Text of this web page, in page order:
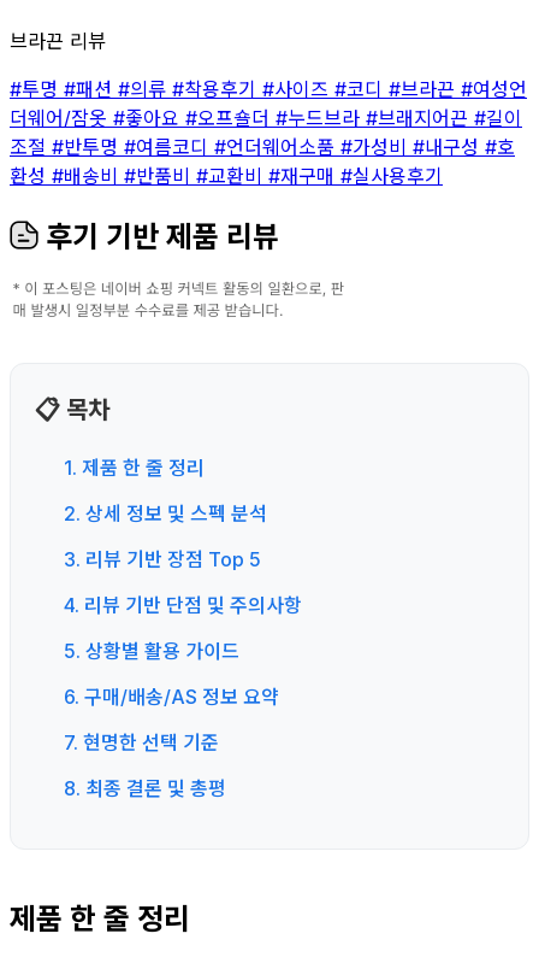
브라끈 리뷰
#투명 #패션 #의류 #착용후기 #사이즈 #코디 #브라끈 #여성언
더웨어/잠옷 #좋아요 #오프숄더 #누드브라 #브래지어끈 #길이
조절 #반투명 #여름코디 #언더웨어소품 #가성비 #내구성 #호
환성 #배송비 #반품비 #교환비 #재구매 #실사용후기
후기 기반 제품 리뷰
📋 목차
1. 제품 한 줄 정리
2. 상세 정보 및 스펙 분석
3. 리뷰 기반 장점 Top 5
4. 리뷰 기반 단점 및 주의사항
5. 상황별 활용 가이드
6. 구매/배송/AS 정보 요약
7. 현명한 선택 기준
8. 최종 결론 및 총평
제품 한 줄 정리